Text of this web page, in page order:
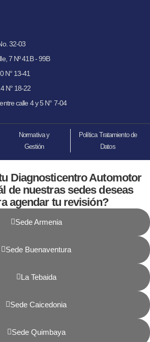
32-03
7 Nº 41B - 99B
N° 13-41
N° 18-22
calle 4 y 5 N° 7-04
Normativa y
Gestión
Política Tratamiento de
Datos
Diagnosticentro Automotor
de nuestras sedes deseas
agendar tu revisión?
Sede Armenia
Sede Buenaventura
La Tebaida
Sede Caicedonia
Sede Quimbaya